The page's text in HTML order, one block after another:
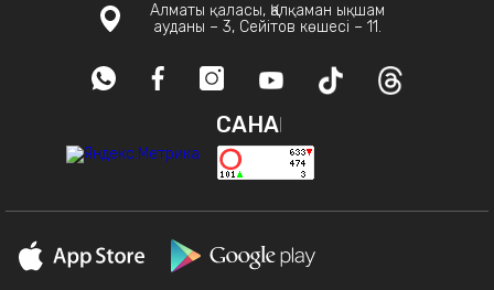
Алматы қаласы, Қалқаман ықшам
ауданы – 3, Сейітов көшесі – 11.
САНАҚ